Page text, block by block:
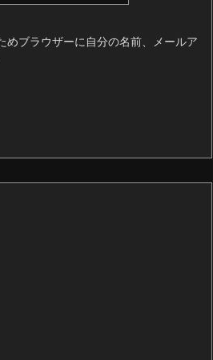
めブラウザーに自分の名前、メールア